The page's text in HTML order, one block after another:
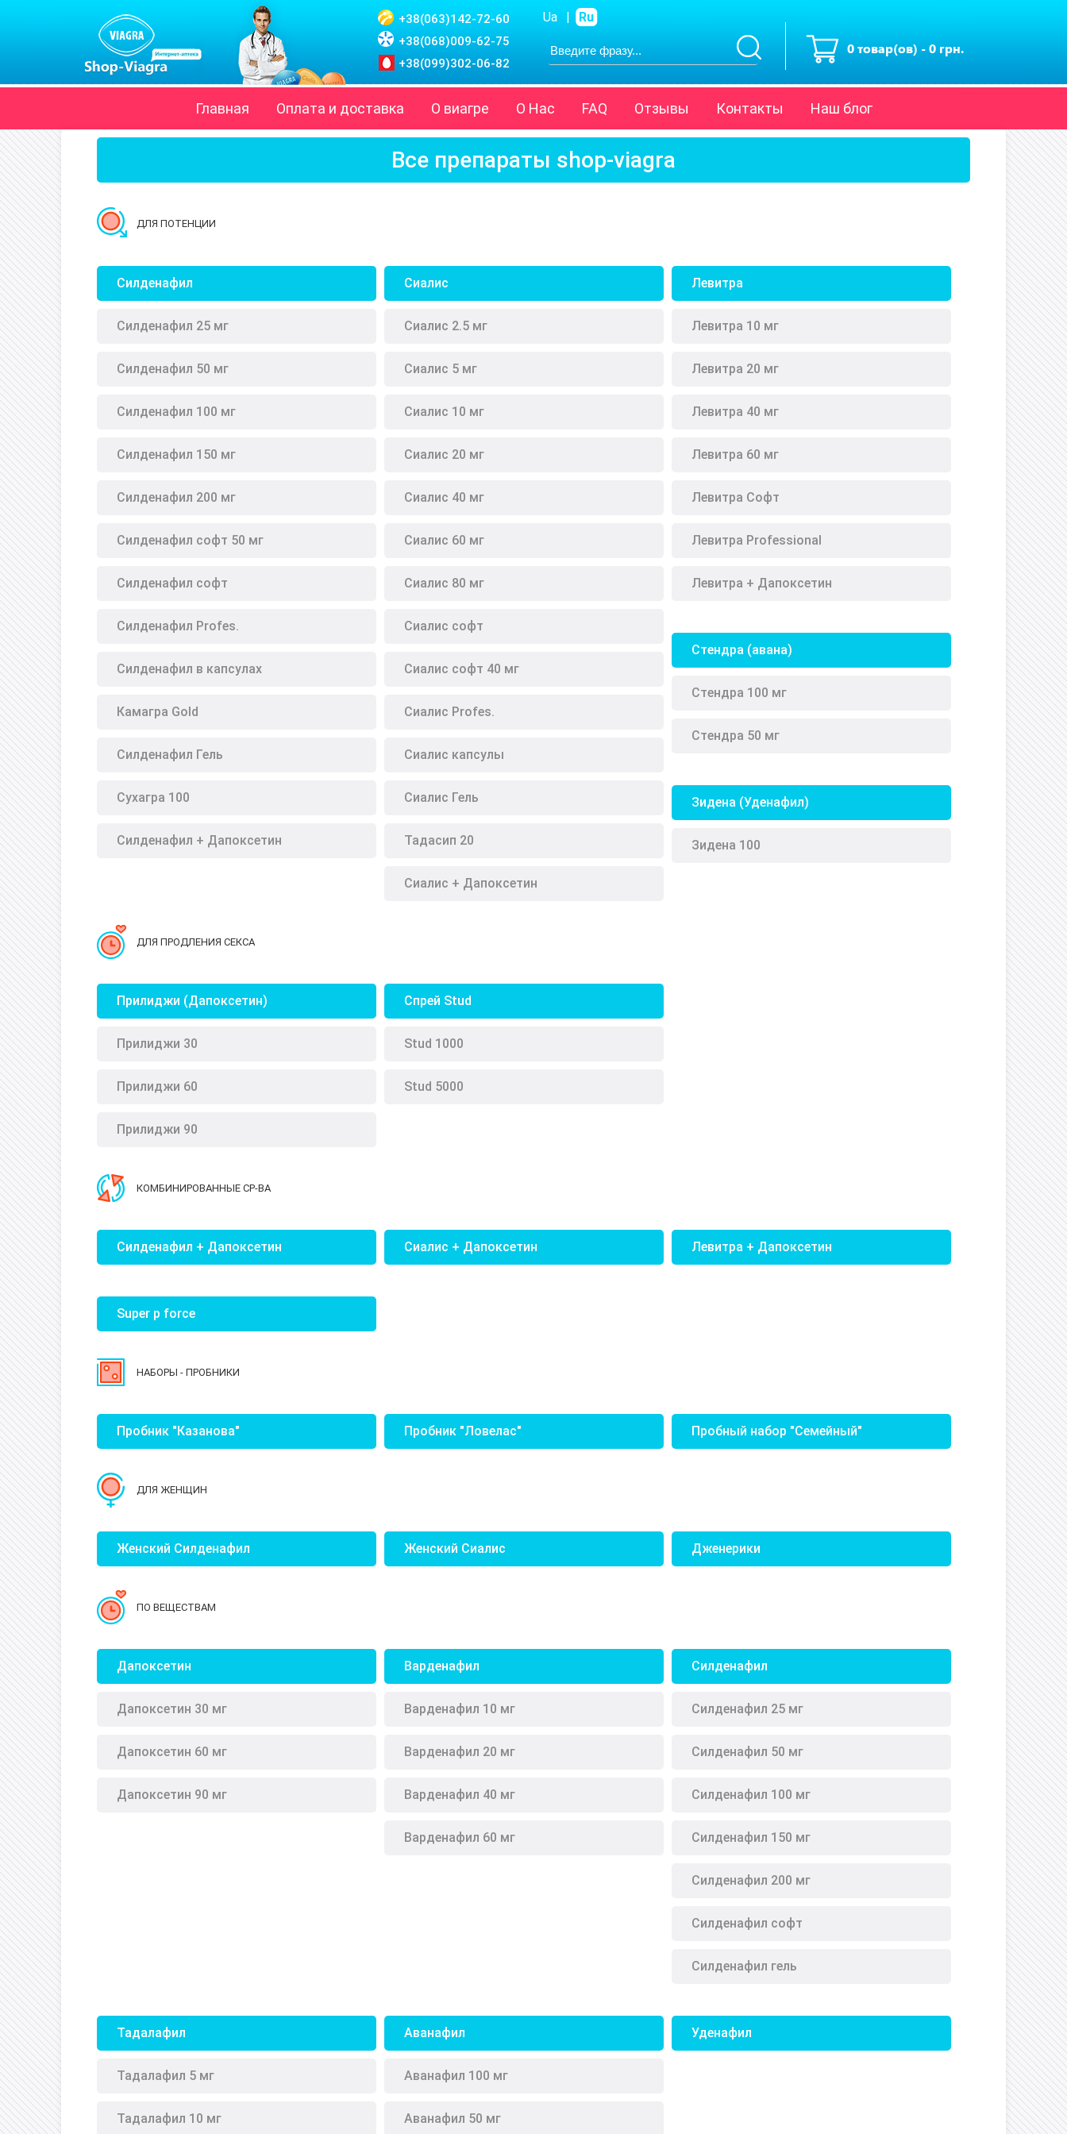
+38(063)142-72-60
+38(068)009-62-75
+38(099)302-06-82
0 товар(ов) - 0 грн.
Главная Оплата и доставка О виагре О Нас FAQ Отзывы Контакты Наш блог
Ua | Ru
Все препараты shop-viagra
ДЛЯ ПОТЕНЦИИ
Силденафил
Силденафил 25 мг
Силденафил 50 мг
Силденафил 100 мг
Силденафил 150 мг
Силденафил 200 мг
Силденафил софт 50 мг
Силденафил софт
Силденафил Profes.
Силденафил в капсулах
Камагра Gold
Силденафил Гель
Сухагра 100
Силденафил + Дапоксетин
Сиалис
Сиалис 2.5 мг
Сиалис 5 мг
Сиалис 10 мг
Сиалис 20 мг
Сиалис 40 мг
Сиалис 60 мг
Сиалис 80 мг
Сиалис софт
Сиалис софт 40 мг
Сиалис Profes.
Сиалис капсулы
Сиалис Гель
Тадасип 20
Сиалис + Дапоксетин
Левитра
Левитра 10 мг
Левитра 20 мг
Левитра 40 мг
Левитра 60 мг
Левитра Софт
Левитра Professional
Левитра + Дапоксетин
Стендра (авана)
Стендра 100 мг
Стендра 50 мг
Зидена (Уденафил)
Зидена 100
ДЛЯ ПРОДЛЕНИЯ СЕКСА
Прилиджи (Дапоксетин)
Прилиджи 30
Прилиджи 60
Прилиджи 90
Спрей Stud
Stud 1000
Stud 5000
КОМБИНИРОВАННЫЕ СР-ВА
Силденафил + Дапоксетин Сиалис + Дапоксетин Левитра + Дапоксетин
Super p force
НАБОРЫ - ПРОБНИКИ
Пробник "Казанова" Пробник "Ловелас" Пробный набор "Семейный"
ДЛЯ ЖЕНЩИН
Женский Силденафил Женский Сиалис Дженерики
ПО ВЕЩЕСТВАМ
Дапоксетин
Дапоксетин 30 мг
Дапоксетин 60 мг
Дапоксетин 90 мг
Варденафил
Варденафил 10 мг
Варденафил 20 мг
Варденафил 40 мг
Варденафил 60 мг
Силденафил
Силденафил 25 мг
Силденафил 50 мг
Силденафил 100 мг
Силденафил 150 мг
Силденафил 200 мг
Силденафил софт
Силденафил гель
Тадалафил
Тадалафил 5 мг
Тадалафил 10 мг
Аванафил
Аванафил 100 мг
Аванафил 50 мг
Уденафил